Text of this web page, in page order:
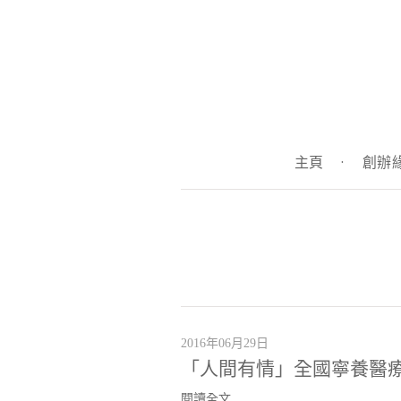
主頁 · 創辦
2016年06月29日
「人間有情」全國寧養醫